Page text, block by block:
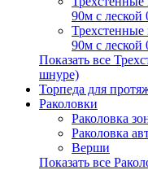
90м с
Трехстенные
90м с
Показать все
шнуре)
Торпеда для
Раколовки
Раколовка
Раколовка
Верши
Показать все